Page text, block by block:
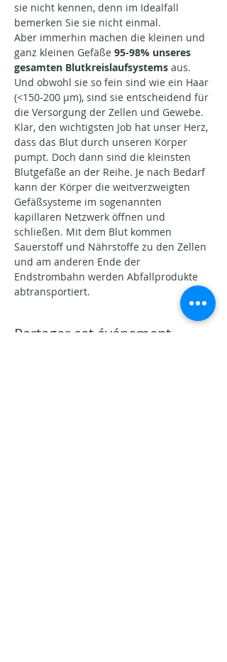
sie nicht kennen, denn im Idealfall
bemerken Sie sie nicht einmal.
Aber immerhin machen die kleinen und
ganz kleinen Gefäße 95-98% unseres
gesamten Blutkreislaufsystems aus.
Und obwohl sie so fein sind wie ein Haar
(<150-200 µm), sind sie entscheidend für
die Versorgung der Zellen und Gewebe.
Klar, den wichtigsten Job hat unser Herz,
dass das Blut durch unseren Körper
pumpt. Doch dann sind die kleinsten
Blutgefäße an der Reihe. Je nach Bedarf
kann der Körper die weitverzweigten
Gefäßsysteme im sogenannten
kapillaren Netzwerk öffnen und
schließen. Mit dem Blut kommen
Sauerstoff und Nährstoffe zu den Zellen
und am anderen Ende der
Endstrombahn werden Abfallprodukte
abtransportiert.
Partager cet événement